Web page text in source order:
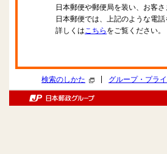
日本郵便や郵便局を装い、お客
日本郵便では、上記のような電
詳しくはこちら をご覧ください。
検索のしかた グループ・プラ